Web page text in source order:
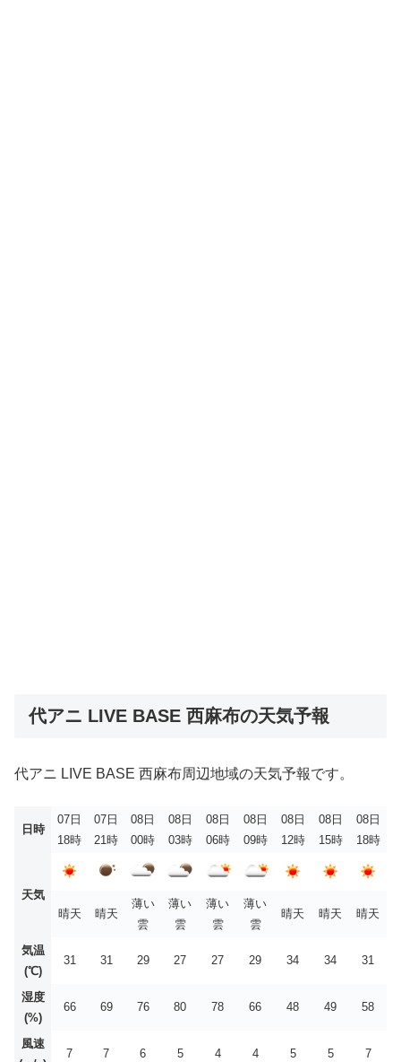
代アニ LIVE BASE 西麻布の天気予報
代アニ LIVE BASE 西麻布周辺地域の天気予報です。
日時
07日
18時
07日
21時
08日
00時
08日
03時
08日
06時
08日
09時
08日
12時
08日
15時
08日
18時
天気
晴天
晴天
薄い
雲
薄い
雲
薄い
雲
薄い
雲
晴天 晴天 晴天
気温
(℃)
31 31 29 27 27 29 34 34 31
湿度
(%)
66 69 76 80 78 66 48 49 58
風速
7 7 6 5 4 4 5 5 7